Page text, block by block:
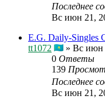
Последнее
Вс июн 21,
E.G. Daily-Singles
tt1072
» Вс июн
0 Ответы
139
Последнее
Вс июн 21,